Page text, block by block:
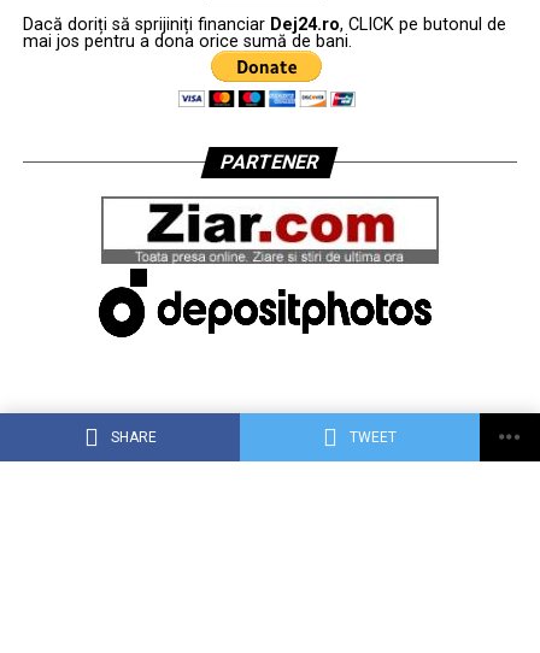
SHARE TWEET
Dacă doriți să sprijiniți financiar Dej24.ro, CLICK pe butonul de
mai jos pentru a dona orice sumă de bani.
PARTENER